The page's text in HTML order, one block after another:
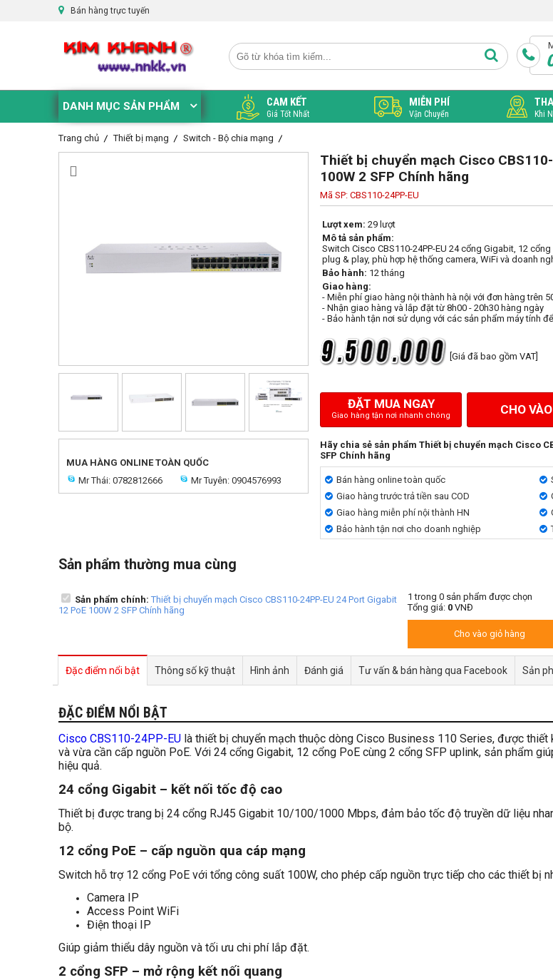
Bán hàng trực tuyến
DANH MỤC SẢN PHẨM CAM KẾT
Giá Tốt Nhất
MIỄN PHÍ
Vận Chuyển Khi
Trang chủ Thiết bị mạng Switch - Bộ chia mạng
MUA HÀNG ONLINE TOÀN QUỐC
Mr Thái: 0782812666
Mr Tuyên: 0904576993
Thiết bị chuyển mạch Cisco
100W 2 SFP Chính hãng
Mã SP: CBS110-24PP-EU
Lượt xem: 29 lượt
Mô tả sản phẩm:
Switch Cisco CBS110-24PP-EU 24 cổng Gigabit, 12
plug & play, phù hợp hệ thống camera, WiFi và doanh
Bảo hành: 12 tháng
Giao hàng:
- Miễn phí giao hàng nội thành hà nội với đơn hàng trên
- Nhận giao hàng và lắp đặt từ 8h00 - 20h30 hàng ngày
- Bảo hành tận nơi sử dụng với các sản phẩm máy tính
[Giá đã bao gồm VAT]
ĐẶT MUA NGAY
Giao hàng tận nơi nhanh chóng CHO
Hãy chia sẻ sản phẩm Thiết bị chuyển mạch Cisco
SFP Chính hãng
Bán hàng online toàn quốc
Giao hàng trước trả tiền sau COD
Giao hàng miễn phí nội thành HN
Bảo hành tận nơi cho doanh nghiệp
Sản phẩm thường mua cùng
Sản phẩm chính: Thiết bị chuyển mạch Cisco CBS110-24PP-EU 24 Port Gigabit
12 PoE 100W 2 SFP Chính hãng
1 trong 0 sản phẩm được chọn
Tổng giá: 0 VNĐ
Cho vào giỏ hàng
Đặc điểm nổi bật Thông số kỹ thuật Hình ảnh Đánh giá Tư vấn & bán hàng qua Facebook Sản
ĐẶC ĐIỂM NỔI BẬT
Cisco CBS110-24PP-EU là thiết bị chuyển mạch thuộc dòng Cisco Business 110 Series, được thiết
và vừa cần cấp nguồn PoE. Với 24 cổng Gigabit, 12 cổng PoE cùng 2 cổng SFP uplink, sản phẩm
hiệu quả.
24 cổng Gigabit – kết nối tốc độ cao
Thiết bị được trang bị 24 cổng RJ45 Gigabit 10/100/1000 Mbps, đảm bảo tốc độ truyền dữ liệu
bộ.
12 cổng PoE – cấp nguồn qua cáp mạng
Switch hỗ trợ 12 cổng PoE với tổng công suất 100W, cho phép cấp nguồn trực tiếp cho các thiết bị
Camera IP
Access Point WiFi
Điện thoại IP
Giúp giảm thiểu dây nguồn và tối ưu chi phí lắp đặt.
2 cổng SFP – mở rộng kết nối quang